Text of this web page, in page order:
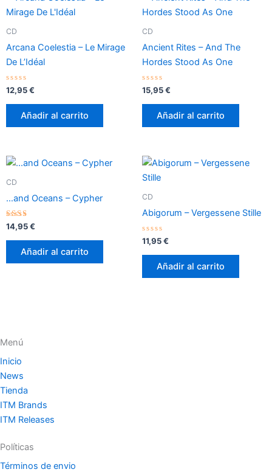
CD
Arcana Coelestia – Le Mirage
De L’Idéal
Valorado
con
0
12,95€
Añadir al carrito
CD
Ancient Rites – And The
Hordes Stood As One
Valorado
con
0
15,95€
Añadir al carrito
CD
…and Oceans – Cypher
Valorado
con
2.33
de 5
14,95€
Añadir al carrito
CD
Abigorum – Vergessene Stille
Valorado
con
0
11,95€
Añadir al carrito
Menú
Inicio
News
Tienda
ITM Brands
ITM Releases
Políticas
Términos de envio